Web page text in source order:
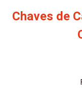
Chaves de